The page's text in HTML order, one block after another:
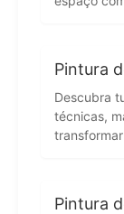
Pintura
Descubra
técnicas,
Pintura